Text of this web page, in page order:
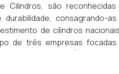
Cilindros, são
consagrando-
de cilindros
de três empresas focadas
A HISTÓRIA DAS
do grupo é a ABC